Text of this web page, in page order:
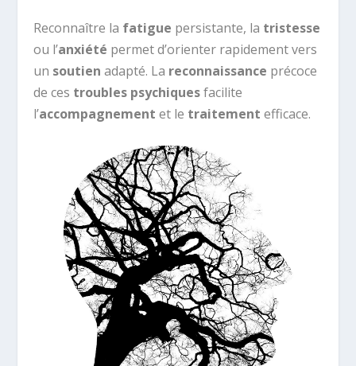
Reconnaître la fatigue persistante, la tristesse
ou l’anxiété permet d’orienter rapidement vers
un soutien adapté. La reconnaissance précoce
de ces troubles psychiquesfacilite
l’accompagnement et le traitement efficace.